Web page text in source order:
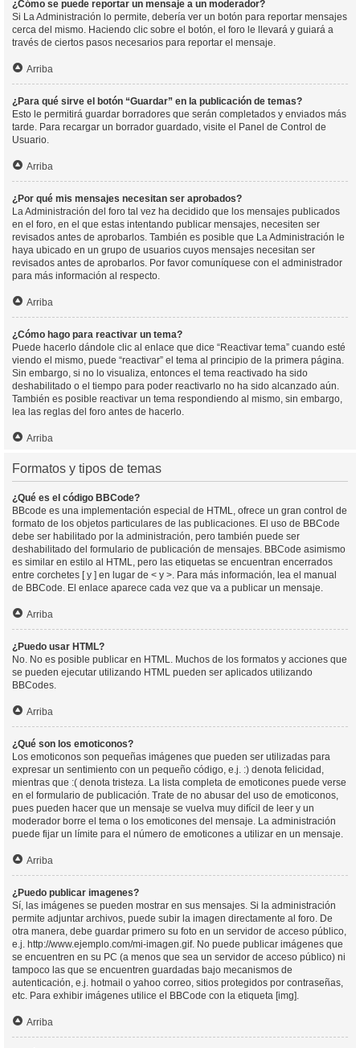
¿Cómo se puede reportar un mensaje a un moderador?
Si La Administración lo permite, debería ver un botón para reportar mensajes
cerca del mismo. Haciendo clic sobre el botón, el foro le llevará y guiará a
través de ciertos pasos necesarios para reportar el mensaje.
Arriba
¿Para qué sirve el botón “Guardar” en la publicación de temas?
Esto le permitirá guardar borradores que serán completados y enviados más
tarde. Para recargar un borrador guardado, visite el Panel de Control de
Usuario.
Arriba
¿Por qué mis mensajes necesitan ser aprobados?
La Administración del foro tal vez ha decidido que los mensajes publicados
en el foro, en el que estas intentando publicar mensajes, necesiten ser
revisados antes de aprobarlos. También es posible que La Administración le
haya ubicado en un grupo de usuarios cuyos mensajes necesitan ser
revisados antes de aprobarlos. Por favor comuníquese con el administrador
para más información al respecto.
Arriba
¿Cómo hago para reactivar un tema?
Puede hacerlo dándole clic al enlace que dice “Reactivar tema” cuando esté
viendo el mismo, puede “reactivar” el tema al principio de la primera página.
Sin embargo, si no lo visualiza, entonces el tema reactivado ha sido
deshabilitado o el tiempo para poder reactivarlo no ha sido alcanzado aún.
También es posible reactivar un tema respondiendo al mismo, sin embargo,
lea las reglas del foro antes de hacerlo.
Arriba
Formatos y tipos de temas
¿Qué es el código BBCode?
BBcode es una implementación especial de HTML, ofrece un gran control de
formato de los objetos particulares de las publicaciones. El uso de BBCode
debe ser habilitado por la administración, pero también puede ser
deshabilitado del formulario de publicación de mensajes. BBCode asimismo
es similar en estilo al HTML, pero las etiquetas se encuentran encerrados
entre corchetes [ y ] en lugar de < y >. Para más información, lea el manual
de BBCode. El enlace aparece cada vez que va a publicar un mensaje.
Arriba
¿Puedo usar HTML?
No. No es posible publicar en HTML. Muchos de los formatos y acciones que
se pueden ejecutar utilizando HTML pueden ser aplicados utilizando
BBCodes.
Arriba
¿Qué son los emoticonos?
Los emoticonos son pequeñas imágenes que pueden ser utilizadas para
expresar un sentimiento con un pequeño código, e.j. :) denota felicidad,
mientras que :( denota tristeza. La lista completa de emoticones puede verse
en el formulario de publicación. Trate de no abusar del uso de emoticonos,
pues pueden hacer que un mensaje se vuelva muy difícil de leer y un
moderador borre el tema o los emoticones del mensaje. La administración
puede fijar un límite para el número de emoticones a utilizar en un mensaje.
Arriba
¿Puedo publicar imagenes?
Sí, las imágenes se pueden mostrar en sus mensajes. Si la administración
permite adjuntar archivos, puede subir la imagen directamente al foro. De
otra manera, debe guardar primero su foto en un servidor de acceso público,
e.j. http://www.ejemplo.com/mi-imagen.gif. No puede publicar imágenes que
se encuentren en su PC (a menos que sea un servidor de acceso público) ni
tampoco las que se encuentren guardadas bajo mecanismos de
autenticación, e.j. hotmail o yahoo correo, sitios protegidos por contraseñas,
etc. Para exhibir imágenes utilice el BBCode con la etiqueta [img].
Arriba